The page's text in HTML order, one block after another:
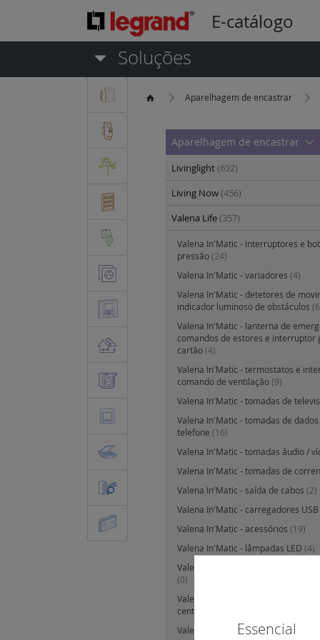
E-catálogo
Soluções
Aparelhagem de encastrar
Aparelhagem de encastrar
Livinglight(692)
Living Now(456)
Valena Life(357)
Valena In'Matic - interruptores e
pressão(24)
Valena In'Matic - variadores (4)
Valena In'Matic - detetores de
indicador luminoso de obstáculos
Valena In'Matic - lanterna de
comandos de estores e interruptor
cartão(4)
Valena In'Matic - termostatos e
comando de ventilação(9)
Valena In'Matic - tomadas de
Valena In'Matic - tomadas de
telefone (16)
Valena In'Matic - tomadas áudio /
Valena In'Matic - tomadas de
Valena In'Matic - saída de cabos (2)
Valena In'Matic - carregadores USB
Valena In'Matic - acessórios (19)
Valena In'Matic - lâmpadas LED (4)
Valena In'Matic - difusão sonora e
(0)
Valena In'Matic - IP44 com tecla ou
central
Valena Life - teclas e espelhos
Essencial